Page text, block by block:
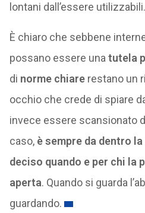
lontani dall’essere utilizzabili.
È chiaro che sebbene
possano essere una tutela
di norme chiarerestano un
occhio che crede di spiare
invece essere scansionato
caso, è sempre da dentro
deciso quando e per chi la
aperta. Quando si guarda
guardando.